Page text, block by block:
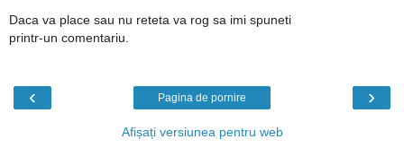
Daca va place sau nu reteta va rog sa imi spuneti
printr-un comentariu.
‹ ›
Pagina de pornire
Afișați versiunea pentru web